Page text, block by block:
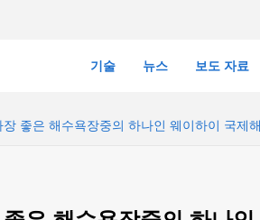
기술 뉴스 보도 자료
좋은 해수욕장중의 하나인 웨이하이 국제